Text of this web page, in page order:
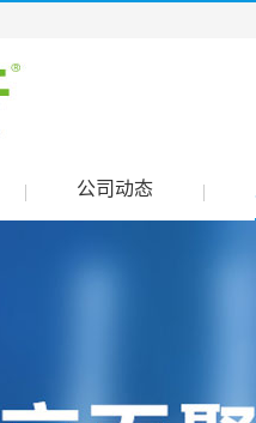
公司动态